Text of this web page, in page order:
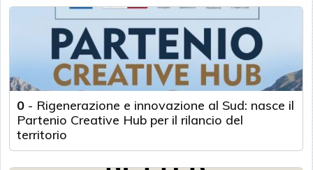
0 - Rigenerazione e innovazione al Sud: nasce il
Partenio Creative Hub per il rilancio del
territorio